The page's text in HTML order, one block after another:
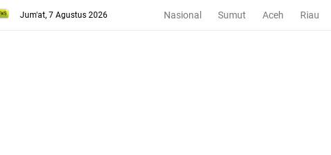
Jum'at, 7 Agustus 2026 Nasional Sumut Aceh Riau